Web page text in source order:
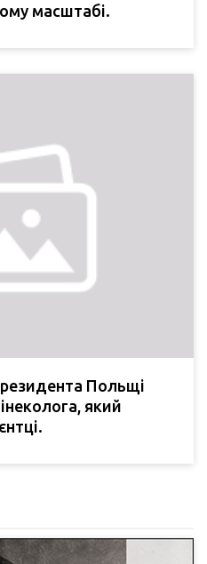
масштабі.
Польщі
який